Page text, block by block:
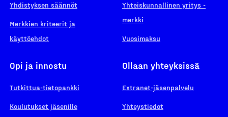
Yhdistyksen säännöt
Merkkien kriteerit ja
käyttöehdot
Yhteiskunnallinen yritys -
merkki
Vuosimaksu
Opi ja innostu
Tutkittua-tietopankki
Koulutukset jäsenille
Ollaan yhteyksissä
Extranet-jäsenpalvelu
Yhteystiedot